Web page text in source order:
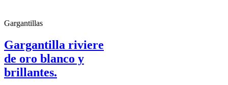
Gargantillas
Gargantilla riviere
de oro blanco y
brillantes.